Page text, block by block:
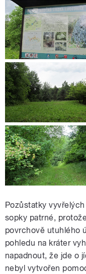
Pozůstatky
sopky patrné,
povrchově utuhlého
pohledu na kráter
napadnout, že jde o
nebyl vytvořen